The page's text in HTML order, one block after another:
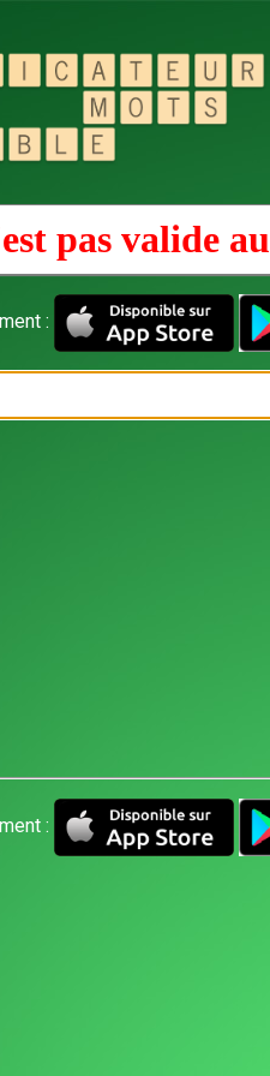
pas valide au
:
: